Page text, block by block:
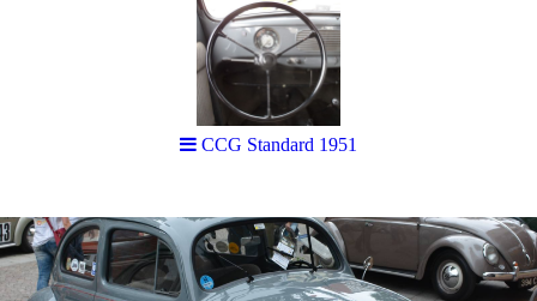
CCG Standard 1951